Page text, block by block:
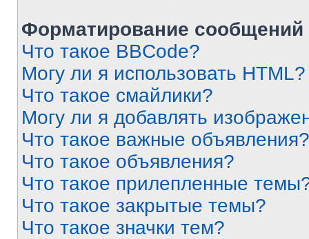
Форматирование
Что такое BBCode?
Могу ли я использовать HTML?
Что такое смайлики?
Могу ли я добавлять
Что такое важные объявления?
Что такое объявления?
Что такое прилепленные
Что такое закрытые темы?
Что такое значки тем?